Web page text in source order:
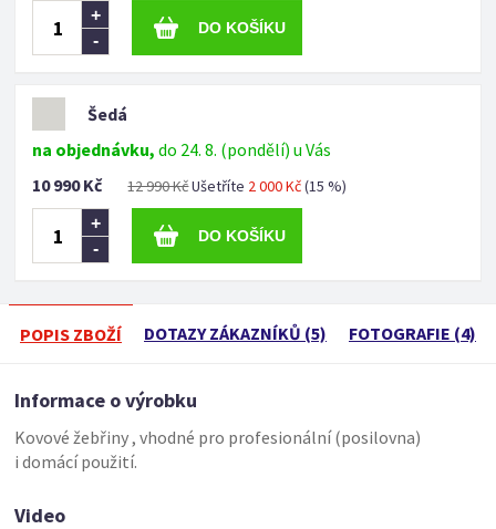
-
+
Šedá
na objednávku,do 24. 8. (pondělí) u Vás
10 990 Kč
12 990 KčUšetříte 2 000 Kč(15 %)
-
+
POPIS ZBOŽÍ DOTAZY ZÁKAZNÍKŮ (5) FOTOGRAFIE (4)
Informace o výrobku
Kovové žebřiny , vhodné pro profesionální (posilovna)
i domácí použití.
Video